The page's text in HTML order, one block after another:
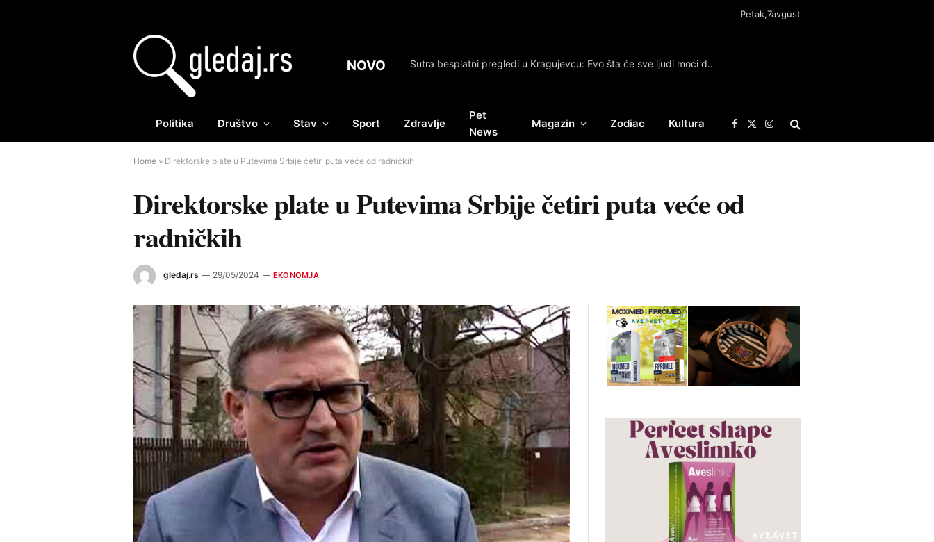
Petak,7avgust
NOVO Sutra besplatni pregledi u Kragujevcu: Evo šta će sve ljudi moći da provere u subotu
Politika Društvo Stav Sport Zdravlje
Pet
News
Magazin Zodiac Kultura Facebook
X
(Twitter)
Instagram
Home » Direktorske plate u Putevima Srbije četiri puta veće od radničkih
Direktorske plate u Putevima Srbije četiri puta veće od
radničkih
gledaj.rs 29/05/2024 EKONOMJA